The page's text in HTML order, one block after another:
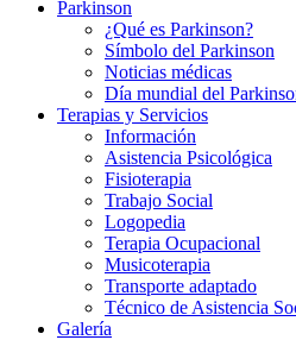
Parkinson
¿Qué es Parkinson?
Símbolo del Parkinson
Noticias médicas
Día mundial del
Terapias y Servicios
Información
Asistencia Psicológica
Fisioterapia
Trabajo Social
Logopedia
Terapia Ocupacional
Musicoterapia
Transporte adaptado
Técnico de Asistencia
Galería